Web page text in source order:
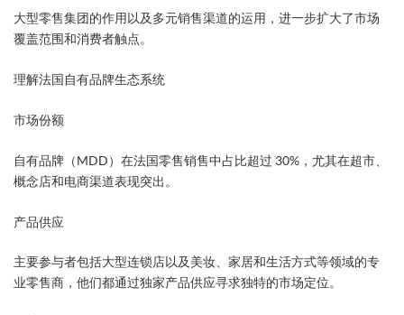
大型零售集团的作用以及多元销售渠道的运用，进一步扩大了市场
覆盖范围和消费者触点。
理解法国自有品牌生态系统
市场份额
自有品牌（MDD）在法国零售销售中占比超过 30%，尤其在超市、
概念店和电商渠道表现突出。
产品供应
主要参与者包括大型连锁店以及美妆、家居和生活方式等领域的专
业零售商，他们都通过独家产品供应寻求独特的市场定位。